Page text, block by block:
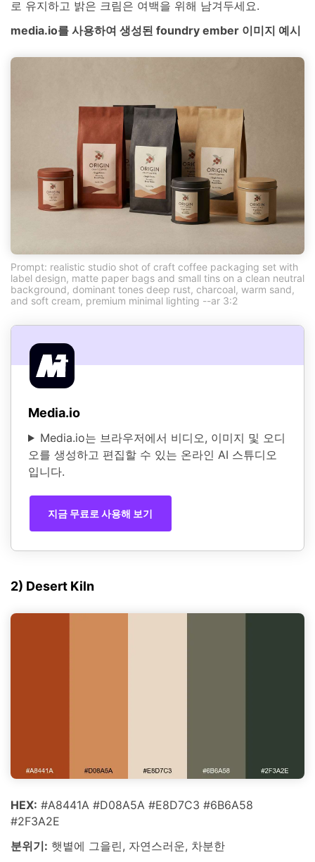
로 유지하고 밝은 크림은 여백을 위해 남겨두세요.
media.io를 사용하여 생성된 foundry ember 이미지 예시
Prompt: realistic studio shot of craft coffee packaging set with
label design, matte paper bags and small tins on a clean neutral
background, dominant tones deep rust, charcoal, warm sand,
and soft cream, premium minimal lighting --ar 3:2
Media.io
Media.io는 브라우저에서 비디오, 이미지 및 오디
오를 생성하고 편집할 수 있는 온라인 AI 스튜디오
입니다.
지금 무료로 사용해 보기
2) Desert Kiln
HEX: #A8441A #D08A5A #E8D7C3 #6B6A58
#2F3A2E
분위기: 햇볕에 그을린, 자연스러운, 차분한